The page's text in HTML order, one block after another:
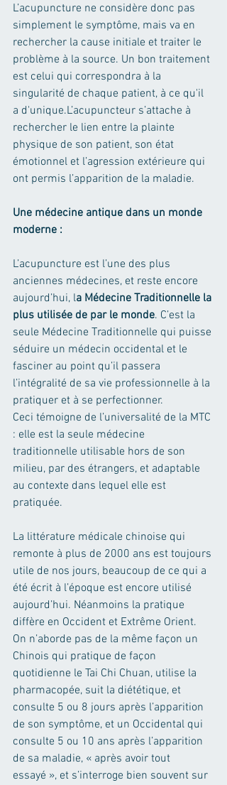
L’acupuncture ne considère donc pas
simplement le symptôme, mais va en
rechercher la cause initiale et traiter le
problème à la source. Un bon traitement
est celui qui correspondra à la
singularité de chaque patient, à ce qu'il
a d'unique.L’acupuncteur s’attache à
rechercher le lien entre la plainte
physique de son patient, son état
émotionnel et l’agression extérieure qui
ont permis l’apparition de la maladie.
Une médecine antique dans un monde
moderne :
L’acupuncture est l’une des plus
anciennes médecines, et reste encore
aujourd’hui, la Médecine Traditionnelle la
plus utilisée de par le monde. C’est la
seule Médecine Traditionnelle qui puisse
séduire un médecin occidental et le
fasciner au point qu’il passera
l’intégralité de sa vie professionnelle à la
pratiquer et à se perfectionner.
Ceci témoigne de l’universalité de la MTC
: elle est la seule médecine
traditionnelle utilisable hors de son
milieu, par des étrangers, et adaptable
au contexte dans lequel elle est
pratiquée.
La littérature médicale chinoise qui
remonte à plus de 2000 ans est toujours
utile de nos jours, beaucoup de ce qui a
été écrit à l’époque est encore utilisé
aujourd’hui. Néanmoins la pratique
diffère en Occident et Extrême Orient.
On n’aborde pas de la même façon un
Chinois qui pratique de façon
quotidienne le Tai Chi Chuan, utilise la
pharmacopée, suit la diététique, et
consulte 5 ou 8 jours après l’apparition
de son symptôme, et un Occidental qui
consulte 5 ou 10 ans après l’apparition
de sa maladie, « après avoir tout
essayé », et s’interroge bien souvent sur